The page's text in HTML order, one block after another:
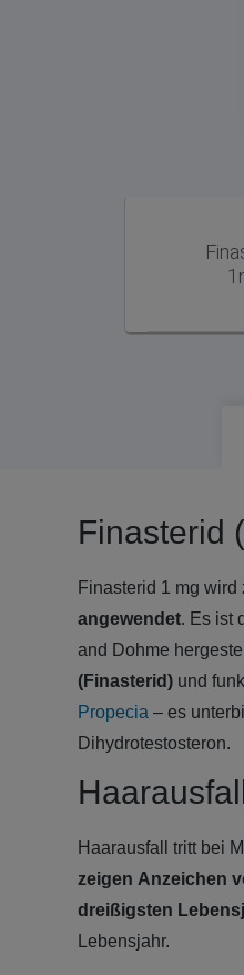
Finasterid
Finasterid 1 mg wird
angewendet. Es ist
and Dohme
(Finasterid)und
Propecia – es
Dihydrotestosteron.
Haarausfall tritt bei
zeigen Anzeichen
dreißigsten
Lebensjahr.